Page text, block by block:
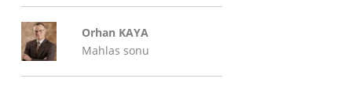
Orhan KAYA
Mahlas sonu